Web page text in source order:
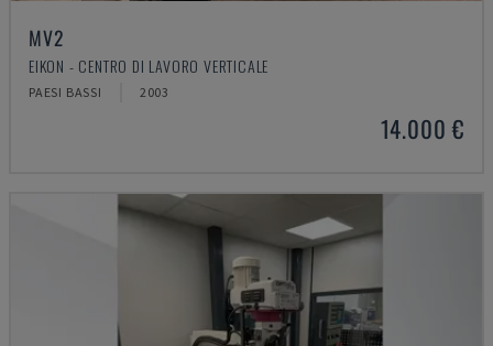
MV2
EIKON - CENTRO DI LAVORO VERTICALE
PAESI BASSI 2003
14.000 €